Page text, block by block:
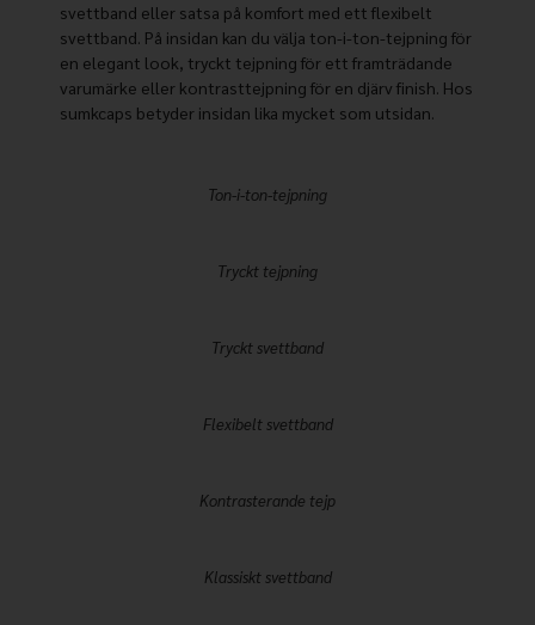
svettband eller satsa på komfort med ett flexibelt
svettband. På insidan kan du välja ton-i-ton-tejpning för
en elegant look, tryckt tejpning för ett framträdande
varumärke eller kontrasttejpning för en djärv finish. Hos
sumkcaps betyder insidan lika mycket som utsidan.
Ton-i-ton-tejpning
Tryckt tejpning
Tryckt svettband
Flexibelt svettband
Kontrasterande tejp
Klassiskt svettband